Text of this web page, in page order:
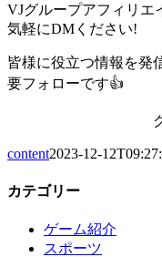
VJグループアフィリエ
気軽にDMください!
皆様に役立つ情報を発
要フォローです👍
content2023-12-
カテゴリー
ゲーム紹介
スポーツ